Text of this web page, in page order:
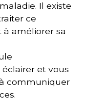
Il existe
ce
améliorer sa
et vous
communiquer